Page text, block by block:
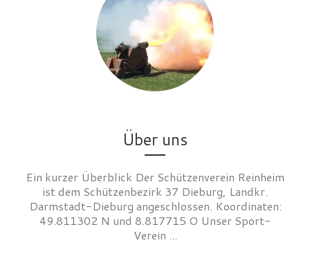
Über uns
Ein kurzer Überblick Der Schützenverein Reinheim
ist dem Schützenbezirk 37 Dieburg, Landkr.
Darmstadt-Dieburg angeschlossen. Koordinaten:
49.811302 N und 8.817715 O Unser Sport-
Verein ...